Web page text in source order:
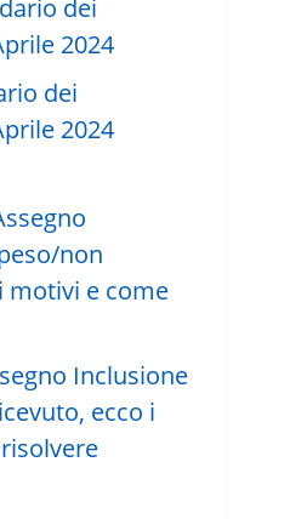
dei
2024
Inclusione
ecco i